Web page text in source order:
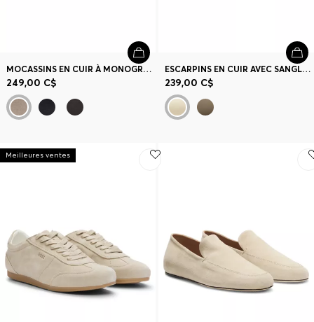
MOCASSINS EN CUIR À MONOGRAMME DOUBLE B
249,00 C$
ESCARPINS EN CUIR AVEC SANGLE SUR TALON OUVERT
239,00 C$
Meilleures ventes